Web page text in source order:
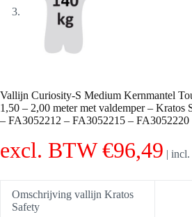
Vallijn Curiosity-S Medium Kernmantel
1,50 – 2,00 meter met valdemper – Kratos
– FA3052212 – FA3052215 – FA3052220
excl. BTW€96,49 |
Omschrijving vallijn Kratos
Safety